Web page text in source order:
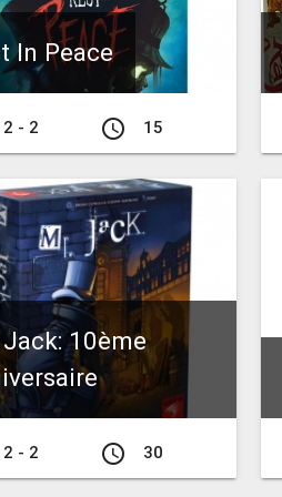
In Peace
2 - 2 access_time 15
10ème
2 - 2 access_time 30